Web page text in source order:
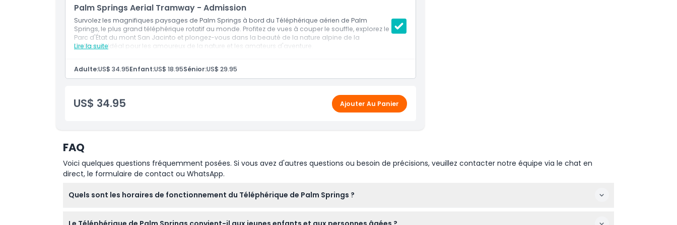
Heures d'ouverture
À savoir
Emplacement
Comment échanger
Palm Springs Aerial Tramway - Admission
Survolez les magnifiques paysages de Palm Springs à bord du Téléphérique aérien de Palm
Springs, le plus grand téléphérique rotatif au monde. Profitez de vues à couper le souffle, explorez le
Parc d'État du mont San Jacinto et plongez-vous dans la beauté de la nature alpine de la
Californie. Idéal pour les amoureux de la nature et les amateurs d'aventure.
Lire la suite
Adulte:US$ 34.95Enfant:US$ 18.95Sénior:US$ 29.95
US$ 34.95 Ajouter Au Panier
FAQ
Voici quelques questions fréquemment posées. Si vous avez d'autres questions ou besoin de précisions, veuillez contacter notre équipe via le chat en
direct, le formulaire de contact ou WhatsApp.
Quels sont les horaires de fonctionnement du Téléphérique de Palm Springs ?